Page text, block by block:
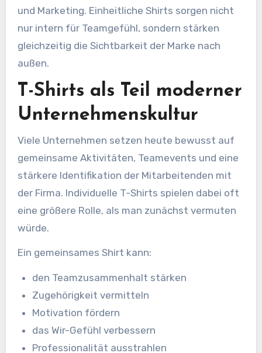
und Marketing. Einheitliche Shirts sorgen nicht
nur intern für Teamgefühl, sondern stärken
gleichzeitig die Sichtbarkeit der Marke nach
außen.
T-Shirts als Teil moderner
Unternehmenskultur
Viele Unternehmen setzen heute bewusst auf
gemeinsame Aktivitäten, Teamevents und eine
stärkere Identifikation der Mitarbeitenden mit
der Firma. Individuelle T-Shirts spielen dabei oft
eine größere Rolle, als man zunächst vermuten
würde.
Ein gemeinsames Shirt kann:
den Teamzusammenhalt stärken
Zugehörigkeit vermitteln
Motivation fördern
das Wir-Gefühl verbessern
Professionalität ausstrahlen